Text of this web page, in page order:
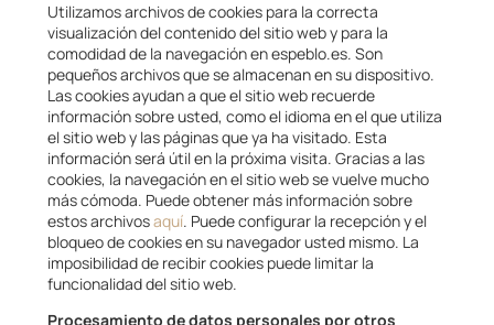
Utilizamos archivos de cookies para la correcta
visualización del contenido del sitio web y para la
comodidad de la navegación en espeblo.es. Son
pequeños archivos que se almacenan en su dispositivo.
Las cookies ayudan a que el sitio web recuerde
información sobre usted, como el idioma en el que utiliza
el sitio web y las páginas que ya ha visitado. Esta
información será útil en la próxima visita. Gracias a las
cookies, la navegación en el sitio web se vuelve mucho
más cómoda. Puede obtener más información sobre
estos archivosaquí. Puede configurar la recepción y el
bloqueo de cookies en su navegador usted mismo. La
imposibilidad de recibir cookies puede limitar la
funcionalidad del sitio web.
Procesamiento de datos personales por otros